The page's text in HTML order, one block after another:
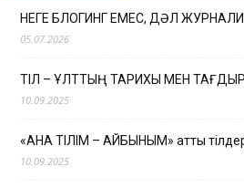
НЕГЕ БЛОГИНГ ЕМЕС, ДӘЛ
05.07.2026
ТІЛ – ҰЛТТЫҢ ТАРИХЫ МЕН
10.09.2025
«АНА ТІЛІМ – АЙБЫНЫМ» атты тілдер
10.09.2025